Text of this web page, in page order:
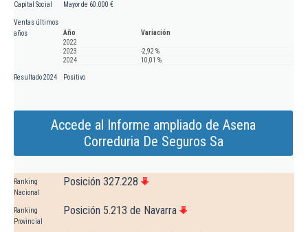
Capital Social Mayor de 60.000 €
Ventas últimos
años
Año
Variación
2022
2023
-2,92 %
2024
10,01 %
Resultado 2024 Positivo
Accede al Informe ampliado de Asena
Correduria De Seguros Sa
Ranking
Nacional
Posición 327.228
Ranking
Provincial
Posición 5.213 de Navarra